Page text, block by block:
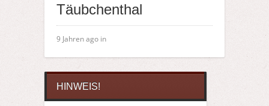
Täubchenthal
9 Jahren ago in
HINWEIS!